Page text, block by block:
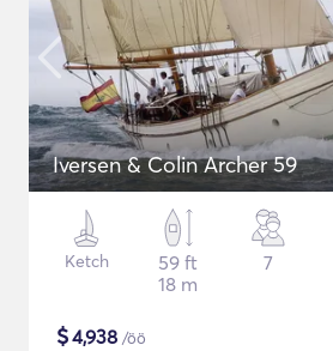
Iversen & Colin Archer 59
Ketch
59 ft
18 m
7
$4,938 /öö